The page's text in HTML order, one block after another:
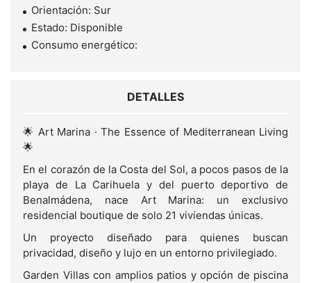
Orientación: Sur
Estado: Disponible
Consumo energético:
DETALLES
🌟 Art Marina · The Essence of Mediterranean Living
🌟
En el corazón de la Costa del Sol, a pocos pasos de la
playa de La Carihuela y del puerto deportivo de
Benalmádena, nace Art Marina: un exclusivo
residencial boutique de solo 21 viviendas únicas.
Un proyecto diseñado para quienes buscan
privacidad, diseño y lujo en un entorno privilegiado.
Garden Villas con amplios patios y opción de piscina